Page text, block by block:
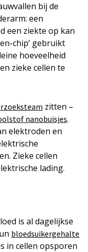
bij de
een
een ziekte op kan
chip’ gebruikt
hoeveelheid
zieke cellen te
zitten –
nanobuisjes.
elektroden en
Zieke cellen
lading.
is al dagelijkse
bloedsuikergehalte
in cellen opsporen